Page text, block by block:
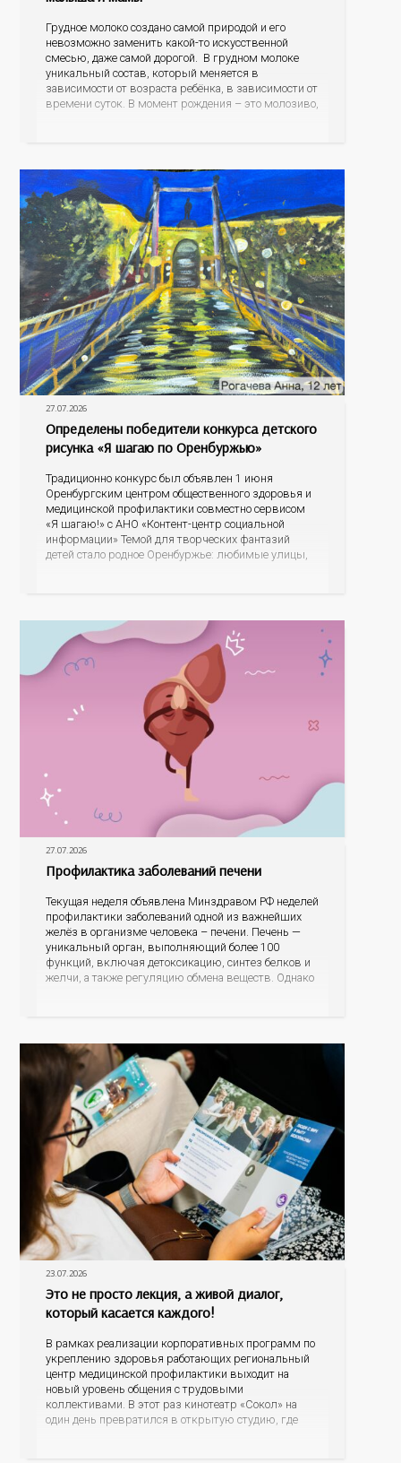
Грудное молоко создано самой природой и его
невозможно заменить какой-то искусственной
смесью, даже самой дорогой. В грудном молоке
уникальный состав, который меняется в
зависимости от возраста ребёнка, в зависимости от
времени суток. В момент рождения – это молозиво,
27.07.2026
Определены победители конкурса детского
рисунка «Я шагаю по Оренбуржью»
Традиционно конкурс был объявлен 1 июня
Оренбургским центром общественного здоровья и
медицинской профилактики совместно сервисом
«Я шагаю!» с АНО «Контент-центр социальной
информации» Темой для творческих фантазий
детей стало родное Оренбуржье: любимые улицы,
27.07.2026
Профилактика заболеваний печени
Текущая неделя объявлена Минздравом РФ неделей
профилактики заболеваний одной из важнейших
желёз в организме человека – печени. Печень —
уникальный орган, выполняющий более 100
функций, включая детоксикацию, синтез белков и
желчи, а также регуляцию обмена веществ. Однако
23.07.2026
Это не просто лекция, а живой диалог,
который касается каждого!
В рамках реализации корпоративных программ по
укреплению здоровья работающих региональный
центр медицинской профилактики выходит на
новый уровень общения с трудовыми
коллективами. В этот раз кинотеатр «Сокол» на
один день превратился в открытую студию, где